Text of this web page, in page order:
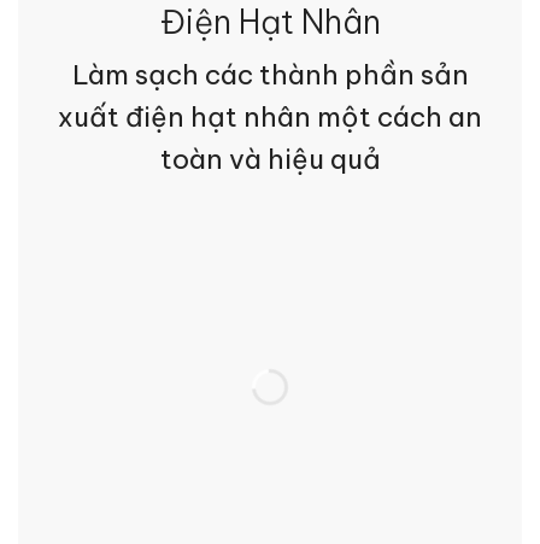
Điện Hạt Nhân
Làm sạch các thành phần sản
xuất điện hạt nhân một cách an
toàn và hiệu quả